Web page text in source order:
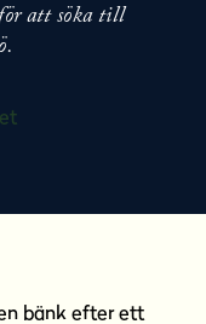
att söka till